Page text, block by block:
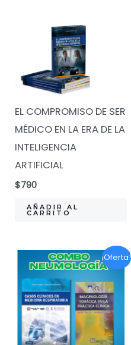
EL COMPROMISO DE SER
MÉDICO EN LA ERA DE LA
INTELIGENCIA
ARTIFICIAL
$790
AÑADIR AL
CARRITO
¡Oferta!